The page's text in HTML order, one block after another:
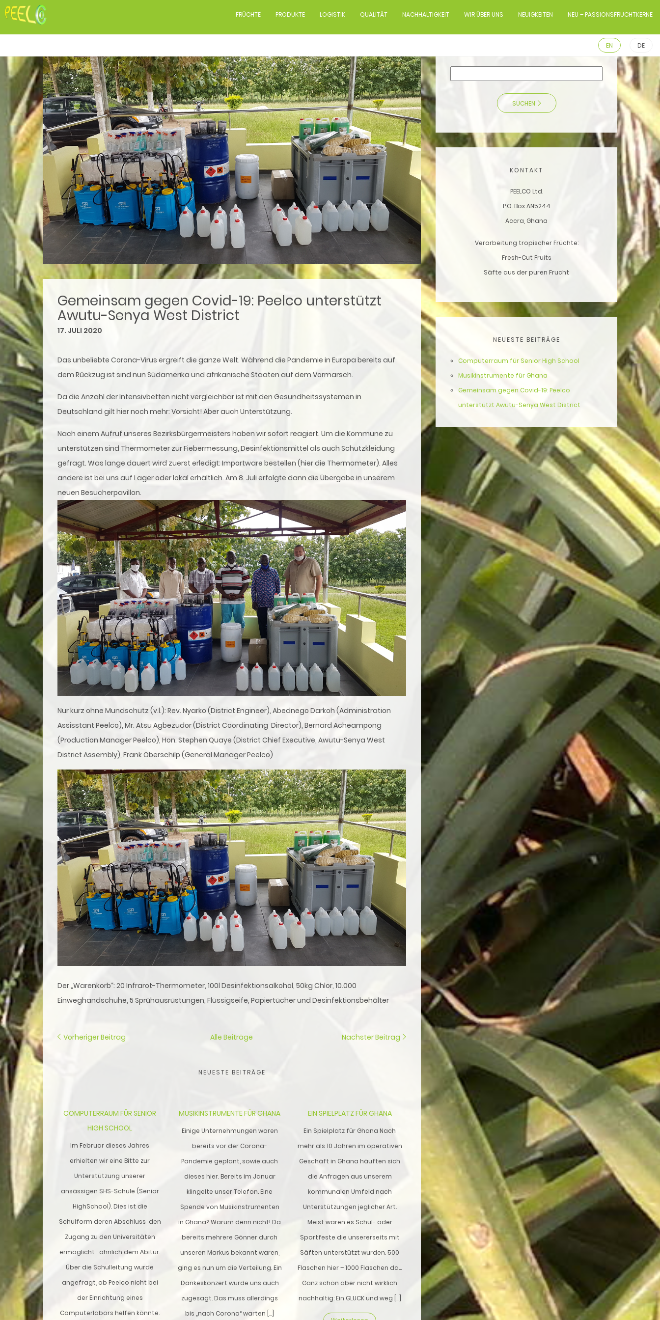
FRÜCHTE PRODUKTE LOGISTIK QUALITÄT NACHHALTIGKEIT WIR ÜBER UNS NEUIGKEITEN NEU – PASSIONSFRUCHTKERNE
EN DE
Gemeinsam gegen Covid-19: Peelco unterstützt
Awutu-Senya West District
17. JULI 2020
Das unbeliebte Corona-Virus ergreift die ganze Welt. Während die Pandemie in Europa bereits auf
dem Rückzug ist sind nun Südamerika und afrikanische Staaten auf dem Vormarsch.
Da die Anzahl der Intensivbetten nicht vergleichbar ist mit den Gesundheitssystemen in
Deutschland gilt hier noch mehr: Vorsicht! Aber auch Unterstützung.
Nach einem Aufruf unseres Bezirksbürgermeisters haben wir sofort reagiert. Um die Kommune zu
unterstützen sind Thermometer zur Fiebermessung, Desinfektionsmittel als auch Schutzkleidung
gefragt. Was lange dauert wird zuerst erledigt: Importware bestellen (hier die Thermometer). Alles
andere ist bei uns auf Lager oder lokal erhältlich. Am 8. Juli erfolgte dann die Übergabe in unserem
neuen Besucherpavillon.
Nur kurz ohne Mundschutz (v.l.): Rev. Nyarko (District Engineer), Abednego Darkoh (Administration
Assisstant Peelco), Mr. Atsu Agbezudor (District Coordinating Director), Bernard Acheampong
(Production Manager Peelco), Hon. Stephen Quaye (District Chief Executive, Awutu-Senya West
District Assembly), Frank Oberschilp (General Manager Peelco)
Der „Warenkorb“: 20 Infrarot-Thermometer, 100l Desinfektionsalkohol, 50kg Chlor, 10.000
Einweghandschuhe, 5 Sprühausrüstungen, Flüssigseife, Papiertücher und Desinfektionsbehälter
Vorheriger Beitrag Alle Beiträge Nächster Beitrag
NEUESTE BEITRÄGE
COMPUTERRAUM FÜR SENIOR
HIGH SCHOOL
Im Februar dieses Jahres
erhielten wir eine Bitte zur
Unterstützung unserer
ansässigen SHS-Schule (Senior
HighSchool). Dies ist die
Schulform deren Abschluss den
Zugang zu den Universitäten
ermöglicht -ähnlich dem Abitur.
Über die Schulleitung wurde
angefragt, ob Peelco nicht bei
der Einrichtung eines
Computerlabors helfen könnte.
MUSIKINSTRUMENTE FÜR GHANA
Einige Unternehmungen waren
bereits vor der Corona-
Pandemie geplant, sowie auch
dieses hier. Bereits im Januar
klingelte unser Telefon. Eine
Spende von Musikinstrumenten
in Ghana? Warum denn nicht! Da
bereits mehrere Gönner durch
unseren Markus bekannt waren,
ging es nun um die Verteilung. Ein
Dankeskonzert wurde uns auch
zugesagt. Das muss allerdings
bis „nach Corona“ warten […]
EIN SPIELPLATZ FÜR GHANA
Ein Spielplatz für Ghana Nach
mehr als 10 Jahren im operativen
Geschäft in Ghana häuften sich
die Anfragen aus unserem
kommunalen Umfeld nach
Unterstützungen jeglicher Art.
Meist waren es Schul- oder
Sportfeste die unsererseits mit
Säften unterstützt wurden. 500
Flaschen hier – 1000 Flaschen da…
Ganz schön aber nicht wirklich
nachhaltig: Ein GLUCK und weg […]
SUCHEN
KONTAKT
PEELCO Ltd.
P.O. Box AN5244
Accra, Ghana
Verarbeitung tropischer Früchte:
Fresh-Cut Fruits
Säfte aus der puren Frucht
NEUESTE BEITRÄGE
Computerraum für Senior High School
Musikinstrumente für Ghana
Gemeinsam gegen Covid-19: Peelco
unterstützt Awutu-Senya West District